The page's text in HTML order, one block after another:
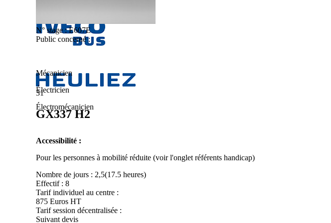
31
GX337 H2
N° stage :E607E
Public concerné :
Mécanicien
Électricien
Électromécanicien
Accessibilité :
Pour les personnes à mobilité réduite (voir l'onglet référents handicap)
Nombre de jours : 2,5(17.5 heures)
Effectif : 8
Tarif individuel au centre :
875 Euros HT
Tarif session décentralisée :
Suivant devis